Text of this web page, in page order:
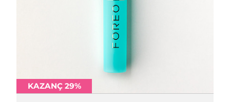
KAZANÇ 29%